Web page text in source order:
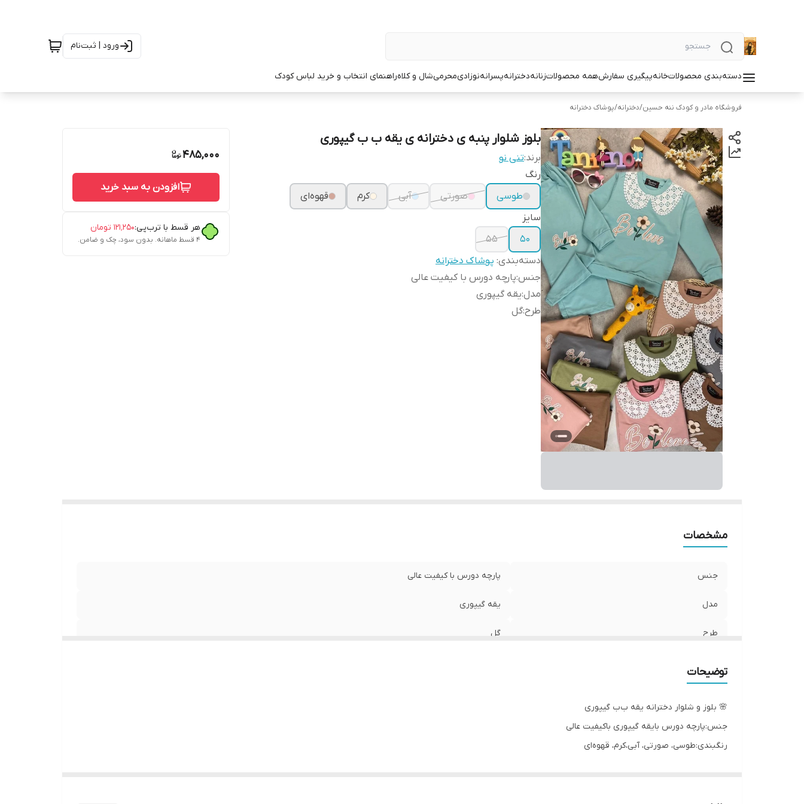
ورود | ثبت‌نام
دسته‌بندی محصولاتخانهپیگیری سفارشهمه محصولاتزنانهدخترانهپسرانهنوزادیمحرمیشال و کلاهراهنمای انتخاب و خرید لباس کودک
فروشگاه مادر و کودک ننه حسین/دخترانه/پوشاک دخترانه
بلوز شلوار پنبه ی دخترانه ی یقه ب ب گیپوری
برند:تنی نو
رنگ
طوسی
صورتی آبی کرم
قهوه‌ای
سایز
۵۰
۵۵
دسته‌بندی: پوشاک دخترانه
جنس:پارچه دورس با کیفیت عالی
مدل:یقه گیپوری
طرح:گل
485,000
افزودن به سبد خرید
هر قسط با ترب‌پی:۱۲۱٬۲۵۰ تومان
۴ قسط ماهانه. بدون سود، چک و ضامن.
مشخصات
جنس پارچه دورس با کیفیت عالی
مدل یقه گیپوری
طرح گل
توضیحات
🌸 بلوز و شلوار دخترانه یقه ب‌ب گیپوری
جنس:پارچه دورس بایقه گیپوری باکیفیت عالی
رنگبندی:طوسی، صورتی، آبی،کرم، قهوه‌ای